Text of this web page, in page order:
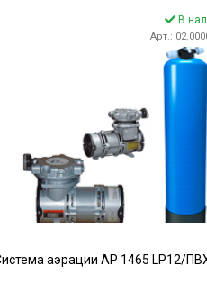
В
Арт.:
аэрации AP 1465 LP12/